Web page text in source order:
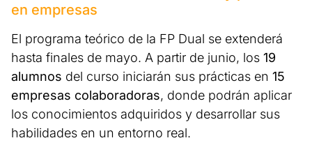
en empresas
El programa teórico de la FP Dual se extenderá
hasta finales de mayo. A partir de junio, los 19
alumnos del curso iniciarán sus prácticas en 15
empresas colaboradoras, donde podrán aplicar
los conocimientos adquiridos y desarrollar sus
habilidades en un entorno real.